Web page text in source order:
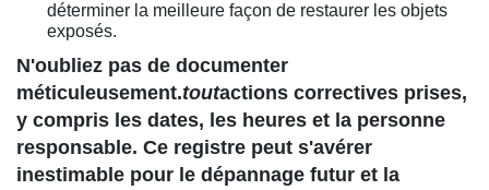
déterminer la meilleure façon de restaurer les objets
exposés.
N'oubliez pas de documenter
méticuleusement.toutactions correctives prises,
y compris les dates, les heures et la personne
responsable. Ce registre peut s'avérer
inestimable pour le dépannage futur et la